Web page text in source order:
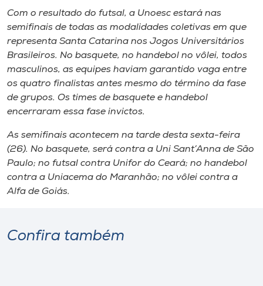
Biblioteca
Editora
Museu
Unoesc
Store
Com o resultado do futsal, a Unoesc estará nas
semifinais de todas as modalidades coletivas em que
representa Santa Catarina nos Jogos Universitários
Brasileiros. No basquete, no handebol no vôlei, todos
masculinos, as equipes haviam garantido vaga entre
os quatro finalistas antes mesmo do término da fase
de grupos. Os times de basquete e handebol
encerraram essa fase invictos.
As semifinais acontecem na tarde desta sexta-feira
(26). No basquete, será contra a Uni Sant’Anna de São
Paulo; no futsal contra Unifor do Ceará; no handebol
contra a Uniacema do Maranhão; no vôlei contra a
Alfa de Goiás.
Confira também